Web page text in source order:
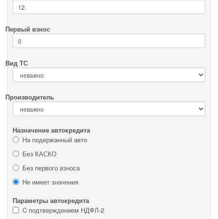
Первый взнос
Вид ТС
Производитель
Назначение автокредита
На подержанный авто
Без КАСКО
Без первого взноса
Не имеет значения
Параметры автокредита
C подтверждением НДФЛ-2